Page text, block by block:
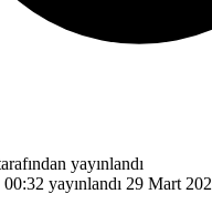
yayınlandı
yayınlandı 29 Mart